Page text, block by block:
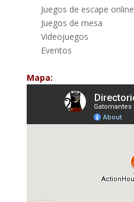
Juegos de escape online
Juegos de mesa
Videojuegos
Eventos
Mapa: